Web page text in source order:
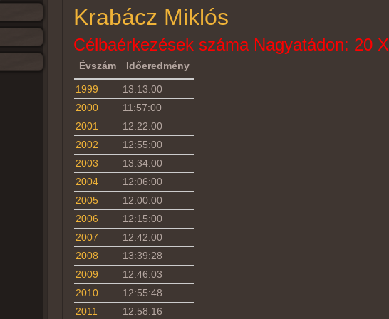
Krabácz Miklós
Célbaérkezések száma Nagyatádon: 20 X
Évszám Időeredmény
1999
13:13:00
2000
11:57:00
2001
12:22:00
2002
12:55:00
2003
13:34:00
2004
12:06:00
2005
12:00:00
2006
12:15:00
2007
12:42:00
2008
13:39:28
2009
12:46:03
2010
12:55:48
2011
12:58:16